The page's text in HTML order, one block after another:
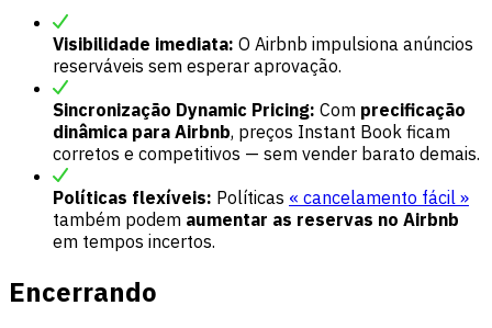
Visibilidade imediata: O Airbnb impulsiona anúncios
reserváveis sem esperar aprovação.
Sincronização Dynamic Pricing: Com precificação
dinâmica para Airbnb, preços Instant Book ficam
corretos e competitivos — sem vender barato demais.
Políticas flexíveis: Políticas « cancelamento fácil »
também podem aumentar as reservas no Airbnb
em tempos incertos.
Encerrando